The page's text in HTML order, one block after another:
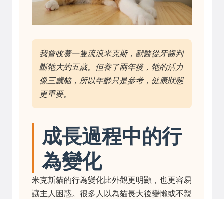
我曾收養一隻流浪米克斯，獸醫從牙齒判
斷牠大約五歲。但養了兩年後，牠的活力
像三歲貓，所以年齡只是參考，健康狀態
更重要。
成長過程中的行
為變化
米克斯貓的行為變化比外觀更明顯，也更容易
讓主人困惑。很多人以為貓長大後變懶或不親